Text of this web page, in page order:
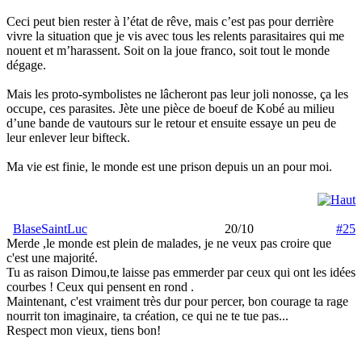
Ceci peut bien rester à l’état de rêve, mais c’est pas pour derrière
vivre la situation que je vis avec tous les relents parasitaires qui me
nouent et m’harassent. Soit on la joue franco, soit tout le monde
dégage.
Mais les proto-symbolistes ne lâcheront pas leur joli nonosse, ça les
occupe, ces parasites. Jète une pièce de boeuf de Kobé au milieu
d’une bande de vautours sur le retour et ensuite essaye un peu de
leur enlever leur bifteck.
Ma vie est finie, le monde est une prison depuis un an pour moi.
BlaseSaintLuc 20/10
#25
Merde ,le monde est plein de malades, je ne veux pas croire que
c'est une majorité.
Tu as raison Dimou,te laisse pas emmerder par ceux qui ont les idées
courbes ! Ceux qui pensent en rond .
Maintenant, c'est vraiment très dur pour percer, bon courage ta rage
nourrit ton imaginaire, ta création, ce qui ne te tue pas...
Respect mon vieux, tiens bon!